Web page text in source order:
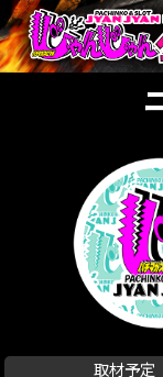
取材予定